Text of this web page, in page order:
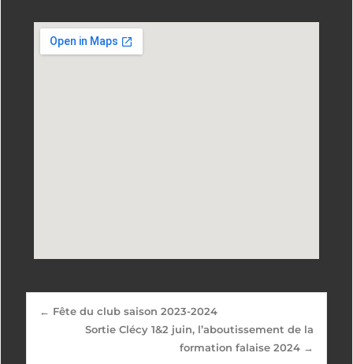
← Fête du club saison 2023-2024
Sortie Clécy 1&2 juin, l’aboutissement de la
formation falaise 2024 →